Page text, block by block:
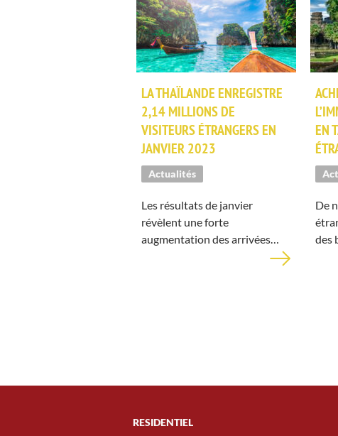
LA THAÏLANDE ENREGISTRE
2,14 MILLIONS DE
VISITEURS ÉTRANGERS EN
JANVIER 2023
Actualités
Les résultats de janvier
révèlent une forte
augmentation des arrivées…
EN
De
des
RESIDENTIEL